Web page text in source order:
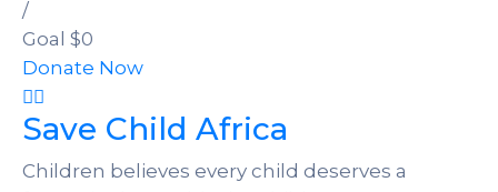
/
Goal $0
Donate Now
Save Child Africa
Children believes every child deserves a